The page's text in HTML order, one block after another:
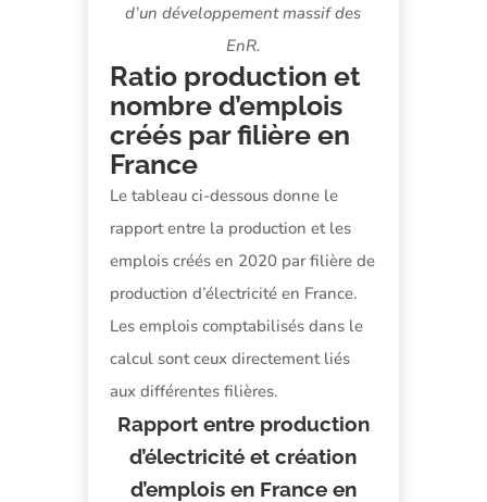
d’un développement massif des
EnR.
Ratio production et
nombre d’emplois
créés par filière en
France
Le tableau ci-dessous donne le
rapport entre la production et les
emplois créés en 2020 par filière de
production d’électricité en France.
Les emplois comptabilisés dans le
calcul sont ceux directement liés
aux différentes filières.
Rapport entre production
d’électricité et création
d’emplois en France en